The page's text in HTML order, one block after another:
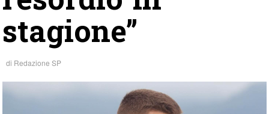
stagione”
di Redazione SP